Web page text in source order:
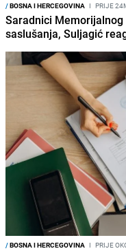
/BOSNA I HERCEGOVINA I PRIJE
Saradnici
saslušanja, Suljagić
/BOSNA I HERCEGOVINA I PRIJE